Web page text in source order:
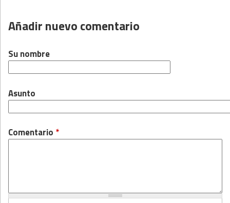
Añadir nuevo comentario
Su nombre
Asunto
Comentario *